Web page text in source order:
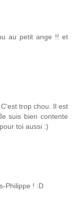
au petit ange !! et
trop chou. Il est
suis bien contente
toi aussi :)
Philippe ! :D